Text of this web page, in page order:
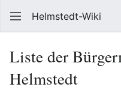
Helmstedt-Wiki
Liste der
Helmstedt